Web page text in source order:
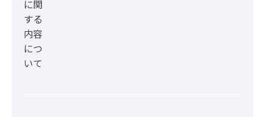
に関
する
内容
につ
いて